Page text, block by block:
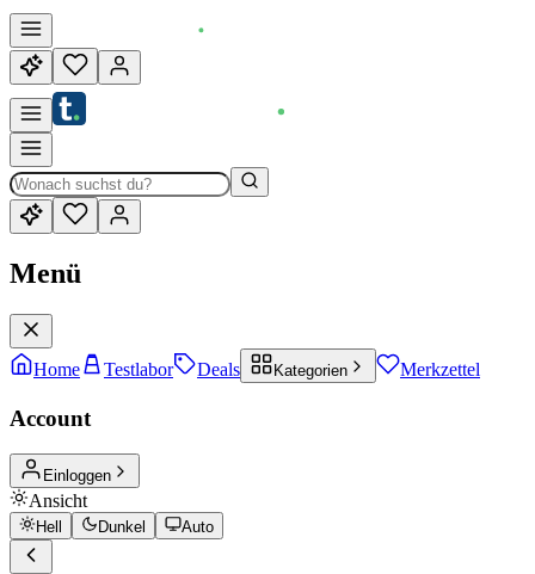
Menü
Home Testlabor Deals Kategorien Merkzettel
Account
Einloggen
Ansicht
Hell Dunkel Auto